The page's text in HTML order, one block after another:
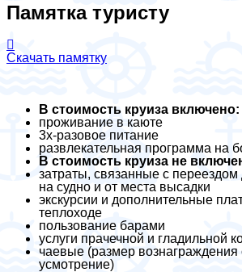
Памятка туристу
Скачать памятку
В стоимость круиза включено:
проживание в каюте
3х-разовое питание
развлекательная программа на
В стоимость круиза не
затраты, связанные с переездом
на судно и от места высадки
экскурсии и дополнительные
теплоходе
пользование барами
услуги прачечной и гладильной
чаевые (размер
усмотрение)